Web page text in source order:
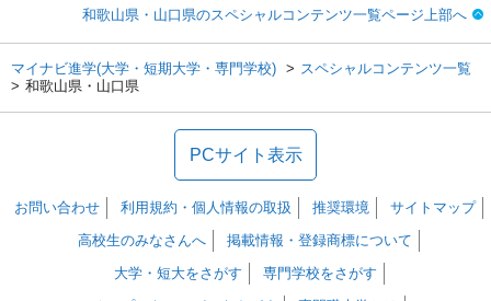
和歌山県・山口県のスペシャルコンテンツ一覧ページ上部へ
マイナビ進学(大学・短期大学・専門学校)
スペシャルコンテンツ一覧
和歌山県・山口県
PCサイト表示
お問い合わせ 利用規約・個人情報の取扱 推奨環境
サイトマップ
高校生のみなさんへ
掲載情報・登録商標について
大学・短大をさがす
専門学校をさがす